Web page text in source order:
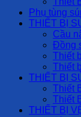
Phụ tùng
THIẾT BỊ
Cầu
Đồng
Thiết
Thiết
THIẾT BỊ
Thiết
Thiết
THIẾT BỊ